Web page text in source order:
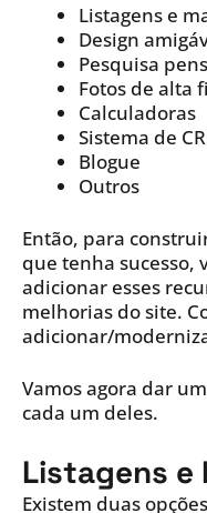
Listagens e
Design
Pesquisa
Fotos de alta
Calculadoras
Sistema de
Blogue
Outros
Então, para
que tenha sucesso,
adicionar esses
melhorias do site.
adicionar/
Vamos agora dar
cada um deles.
Listagens e
Existem duas